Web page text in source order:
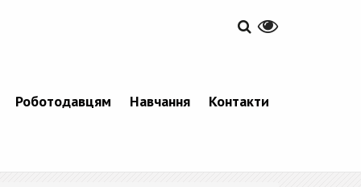
Роботодавцям Навчання Контакти